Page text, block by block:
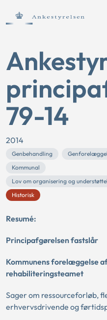
79-14
2014
Genbehandling
Kommunal
Lov om organisering og
Historisk
Resumé:
Principafgørelsen fastslår
Kommunens forelæggelse
rehabiliteringsteamet
Sager om ressourceforløb,
erhvervsdrivende og